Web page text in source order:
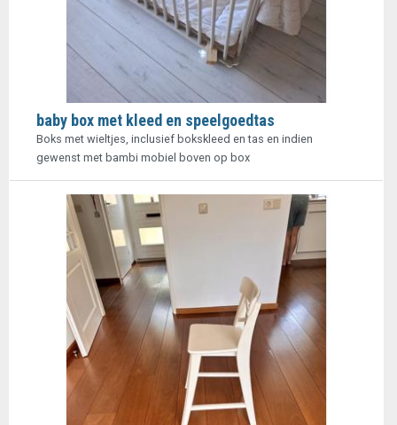
baby box met kleed en speelgoedtas
Boks met wieltjes, inclusief bokskleed en tas en indien
gewenst met bambi mobiel boven op box